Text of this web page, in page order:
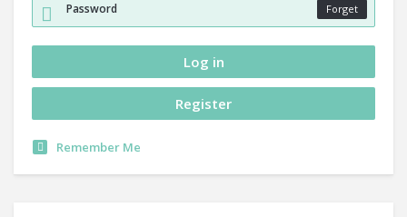
Forget
Remember Me